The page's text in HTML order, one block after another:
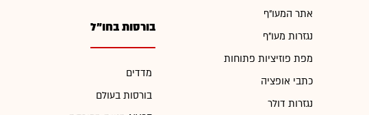
אתר המעו"ף
נגזרות מעו"ף
מפת פוזיציות פתוחות
כתבי אופציה
נגזרות דולר
בורסות בחו"ל
מדדים
בורסות בעולם